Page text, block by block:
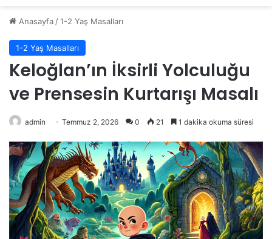
Anasayfa /1-2 Yaş Masalları
1-2 Yaş Masalları
Keloğlan’ın İksirli Yolculuğu
ve Prensesin Kurtarışı Masalı
admin Temmuz 2, 2026 0 21 1 dakika okuma süresi